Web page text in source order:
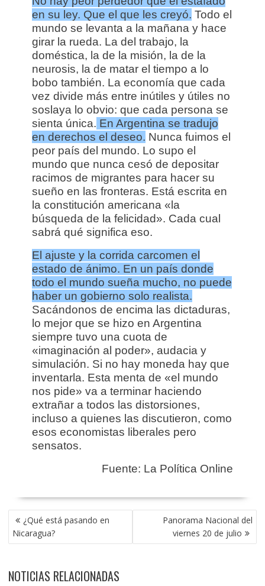
en su ley. Que el que les creyó. Todo el
mundo se levanta a la mañana y hace
girar la rueda. La del trabajo, la
doméstica, la de la misión, la de la
neurosis, la de matar el tiempo a lo
bobo también. La economía que cada
vez divide más entre inútiles y útiles no
soslaya lo obvio: que cada persona se
sienta única. En Argentina se tradujo
en derechos el deseo. Nunca fuimos el
peor país del mundo. Lo supo el
mundo que nunca cesó de depositar
racimos de migrantes para hacer su
sueño en las fronteras. Está escrita en
la constitución americana «la
búsqueda de la felicidad». Cada cual
sabrá qué significa eso.
El ajuste y la corrida carcomen el
estado de ánimo. En un país donde
todo el mundo sueña mucho, no puede
haber un gobierno solo realista.
Sacándonos de encima las dictaduras,
lo mejor que se hizo en Argentina
siempre tuvo una cuota de
«imaginación al poder», audacia y
simulación. Si no hay moneda hay que
inventarla. Esta menta de «el mundo
nos pide» va a terminar haciendo
extrañar a todos las distorsiones,
incluso a quienes las discutieron, como
esos economistas liberales pero
sensatos.
Fuente: La Política Online
NAVEGACIÓN
DE
ENTRADAS
¿Qué está pasando en
Nicaragua?
Panorama Nacional del
viernes 20 de julio
NOTICIAS RELACIONADAS